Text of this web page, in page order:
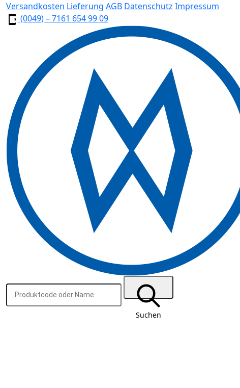
Versandkosten Lieferung AGB Datenschutz Impressum
(0049) – 7161 654 99 09
Suchen